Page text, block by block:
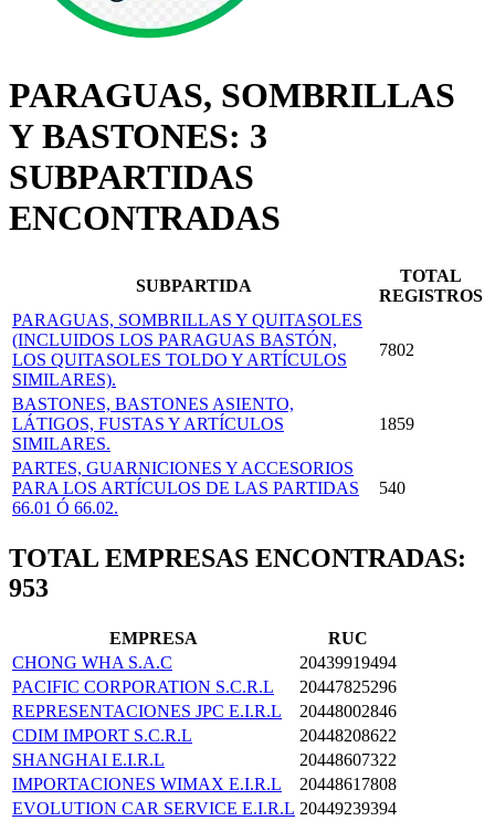
PARAGUAS, SOMBRILLAS
Y BASTONES: 3
SUBPARTIDAS
ENCONTRADAS
SUBPARTIDA
TOTAL
REGISTROS
PARAGUAS, SOMBRILLAS Y QUITASOLES
(INCLUIDOS LOS PARAGUAS BASTÓN,
LOS QUITASOLES TOLDO Y ARTÍCULOS
SIMILARES).
7802
BASTONES, BASTONES ASIENTO,
LÁTIGOS, FUSTAS Y ARTÍCULOS
SIMILARES.
1859
PARTES, GUARNICIONES Y ACCESORIOS
PARA LOS ARTÍCULOS DE LAS PARTIDAS
66.01 Ó 66.02.
540
TOTAL EMPRESAS ENCONTRADAS:
953
EMPRESA
RUC
CHONG WHA S.A.C
20439919494
PACIFIC CORPORATION S.C.R.L
20447825296
REPRESENTACIONES JPC E.I.R.L
20448002846
CDIM IMPORT S.C.R.L
20448208622
SHANGHAI E.I.R.L
20448607322
IMPORTACIONES WIMAX E.I.R.L
20448617808
EVOLUTION CAR SERVICE E.I.R.L 20449239394